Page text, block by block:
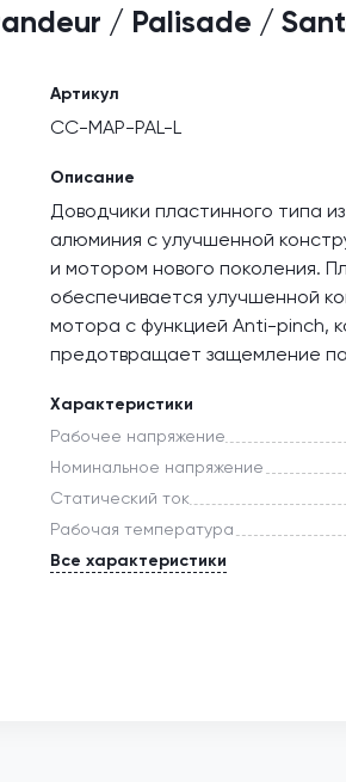
/ Palisade /
Артикул
CC-MAP-PAL-L
Описание
Доводчики пластинного типа
алюминия с улучшенной
и мотором нового поколения.
обеспечивается улучшенной
мотора с функцией Anti-pinch,
предотвращает защемление
Характеристики
Рабочее напряжение
Номинальное напряжение
Статический ток
Рабочая температура
Все характеристики